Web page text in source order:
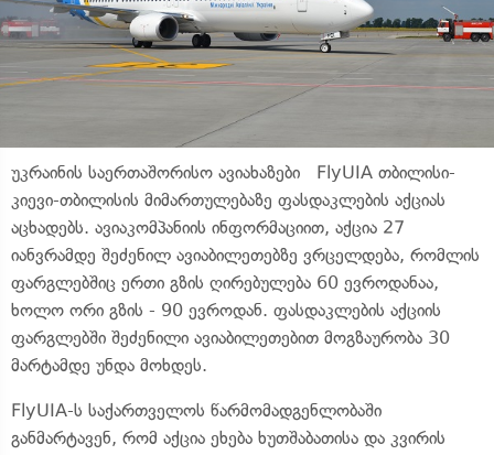
უკრაინის საერთაშორისო ავიახაზები FlyUIA თბილისი-
კიევი-თბილისის მიმართულებაზე ფასდაკლების აქციას
აცხადებს. ავიაკომპანიის ინფორმაციით, აქცია 27
იანვრამდე შეძენილ ავიაბილეთებზე ვრცელდება, რომლის
ფარგლებშიც ერთი გზის ღირებულება 60 ევროდანაა,
ხოლო ორი გზის - 90 ევროდან. ფასდაკლების აქციის
ფარგლებში შეძენილი ავიაბილეთებით მოგზაურობა 30
მარტამდე უნდა მოხდეს.
FlyUIA-ს საქართველოს წარმომადგენლობაში
განმარტავენ, რომ აქცია ეხება ხუთშაბათისა და კვირის